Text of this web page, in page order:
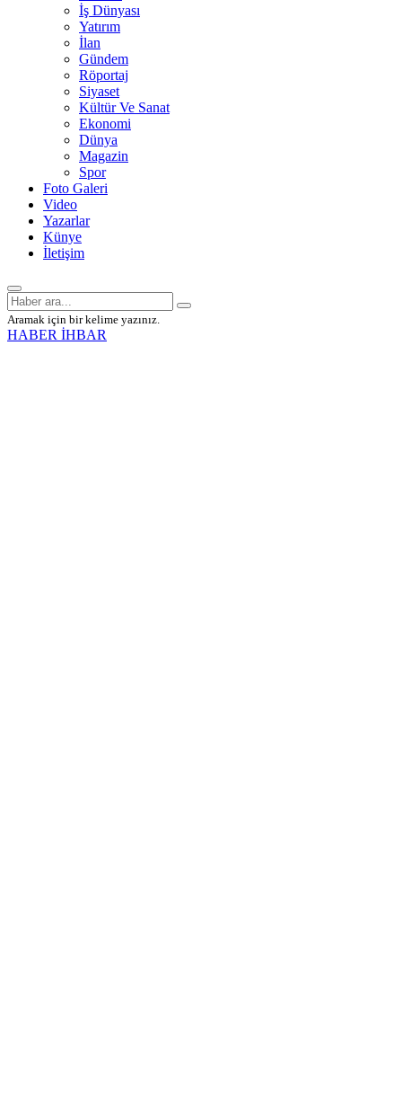
İş Dünyası
Yatırım
İlan
Gündem
Röportaj
Siyaset
Kültür Ve Sanat
Ekonomi
Dünya
Magazin
Spor
Foto Galeri
Video
Yazarlar
Künye
İletişim
Aramak için bir kelime yazınız.
HABER İHBAR